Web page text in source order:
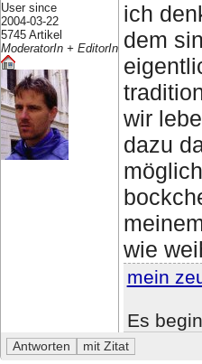
User since
2004-03-22
5745 Artikel
ModeratorIn + EditorIn
ich
dem
wir
dazu
wie
mein
Es